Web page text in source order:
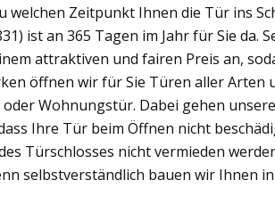
welchen Zeitpunkt Ihnen die Tür ins
ist an 365 Tagen im Jahr für Sie da.
attraktiven und fairen Preis an,
öffnen wir für Sie Türen aller Arten
Wohnungstür. Dabei gehen
Ihre Tür beim Öffnen nicht
Türschlosses nicht vermieden
selbstverständlich bauen wir Ihnen